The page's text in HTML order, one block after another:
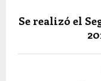
Se realizó el